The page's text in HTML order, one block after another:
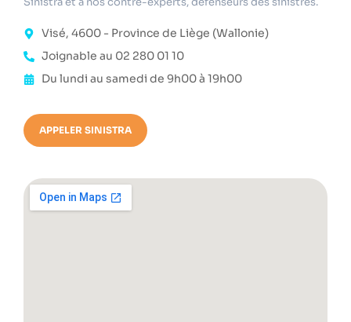
Visé, 4600 - Province de Liège (Wallonie)
Joignable au 02 280 01 10
Du lundi au samedi de 9h00 à 19h00
APPELER SINISTRA